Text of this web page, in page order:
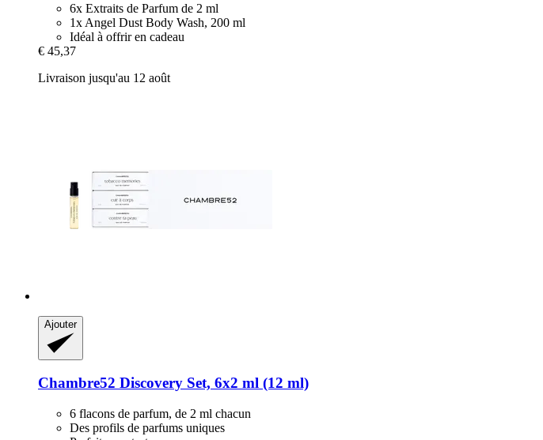
6x Extraits de Parfum de 2 ml
1x Angel Dust Body Wash, 200 ml
Idéal à offrir en cadeau
€ 45,37
Livraison jusqu'au 12 août
Ajouter
Chambre52 Discovery Set, 6x2 ml (12 ml)
6 flacons de parfum, de 2 ml chacun
Des profils de parfums uniques